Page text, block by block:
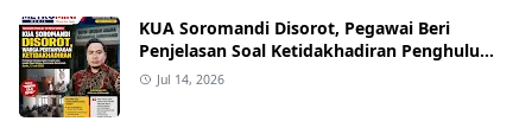
KUA Soromandi Disorot, Pegawai Beri
Penjelasan Soal Ketidakhadiran Penghulu
pada Akad Nikah Mualaf
Jul 14, 2026